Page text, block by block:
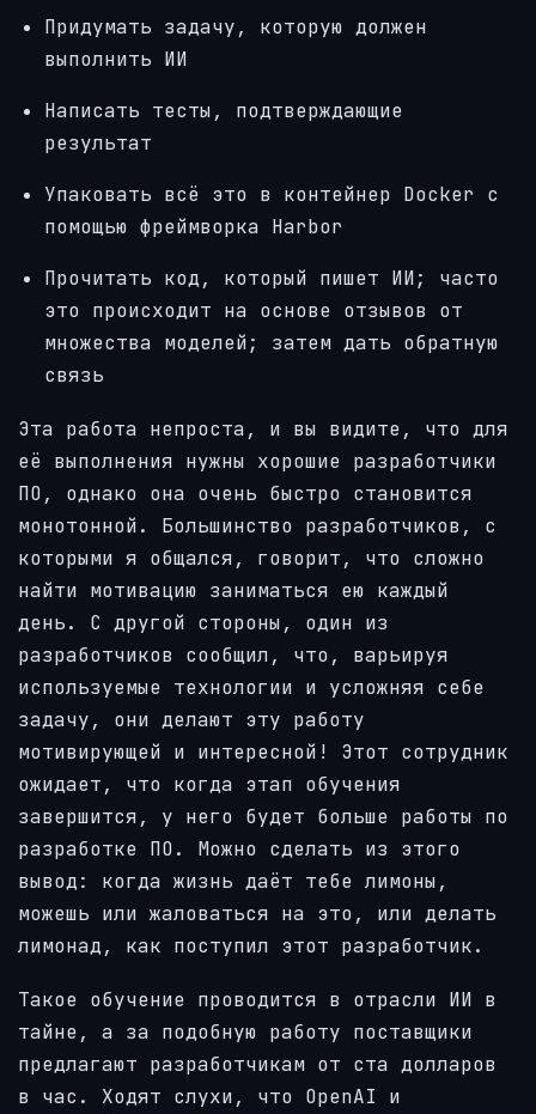
Придумать задачу, которую должен
выполнить ИИ
Написать тесты, подтверждающие
результат
Упаковать всё это в контейнер Docker с
помощью фреймворка Harbor
Прочитать код, который пишет ИИ; часто
это происходит на основе отзывов от
множества моделей; затем дать обратную
связь
Эта работа непроста, и вы видите, что для
её выполнения нужны хорошие разработчики
ПО, однако она очень быстро становится
монотонной. Большинство разработчиков, с
которыми я общался, говорит, что сложно
найти мотивацию заниматься ею каждый
день. С другой стороны, один из
разработчиков сообщил, что, варьируя
используемые технологии и усложняя себе
задачу, они делают эту работу
мотивирующей и интересной! Этот сотрудник
ожидает, что когда этап обучения
завершится, у него будет больше работы по
разработке ПО. Можно сделать из этого
вывод: когда жизнь даёт тебе лимоны,
можешь или жаловаться на это, или делать
лимонад, как поступил этот разработчик.
Такое обучение проводится в отрасли ИИ в
тайне, а за подобную работу поставщики
предлагают разработчикам от ста долларов
в час. Ходят слухи, что OpenAI и